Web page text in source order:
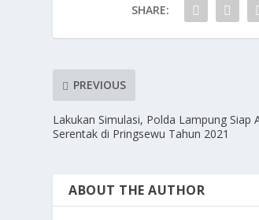
SHARE:
PREVIOUS
Lakukan Simulasi, Polda Lampung Siap
Serentak di Pringsewu Tahun 2021
ABOUT THE AUTHOR